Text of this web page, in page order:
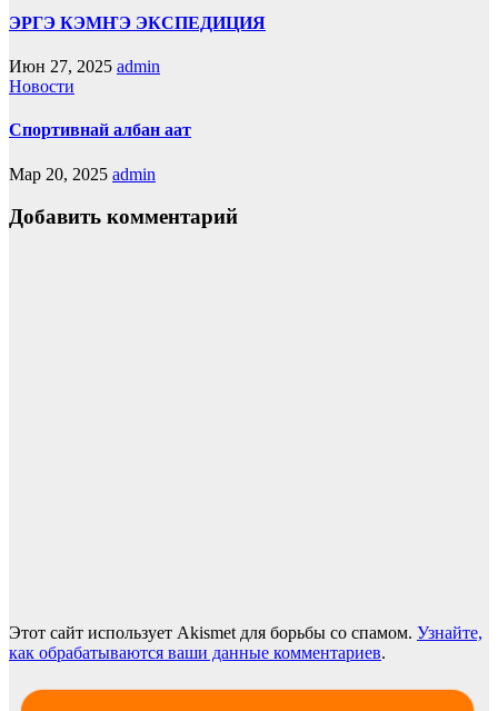
ЭРГЭ КЭМҤЭ ЭКСПЕДИЦИЯ
Июн 27, 2025 admin
Новости
Спортивнай албан аат
Мар 20, 2025 admin
Добавить комментарий
Этот сайт использует Akismet для борьбы со спамом. Узнайте,
как обрабатываются ваши данные комментариев.